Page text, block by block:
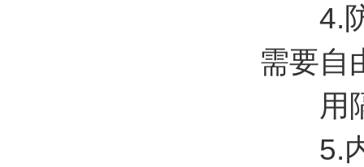
4.防
需要自
用隔
5.内